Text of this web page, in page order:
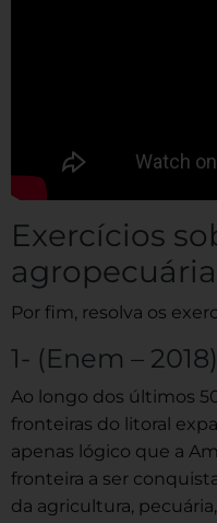
Exercícios
Por fim, resolva os
1- (Enem – 2018)
Ao longo dos últimos
fronteiras do litoral
apenas lógico que a
fronteira a ser
da agricultura,